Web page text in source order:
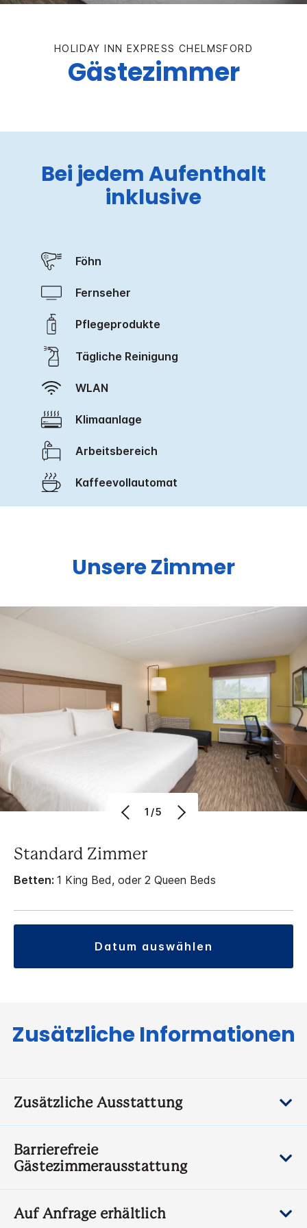
HOLIDAY INN EXPRESS CHELMSFORD
Gästezimmer
Bei jedem Aufenthalt
inklusive
Föhn
Fernseher
Pflegeprodukte
Tägliche Reinigung
WLAN
Klimaanlage
Arbeitsbereich
Kaffeevollautomat
Unsere Zimmer
1/5
Standard Zimmer
Betten: 1 King Bed, oder 2 Queen Beds
datum auswählen
Zusätzliche Informationen
Zusätzliche Ausstattung
Barrierefreie
Gästezimmerausstattung
Auf Anfrage erhältlich